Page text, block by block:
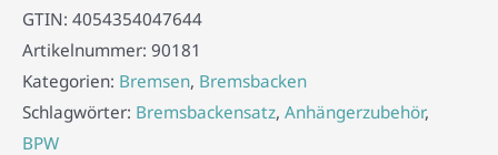
GTIN: 4054354047644
Artikelnummer: 90181
Kategorien: Bremsen, Bremsbacken
Schlagwörter: Bremsbackensatz, Anhängerzubehör,
BPW